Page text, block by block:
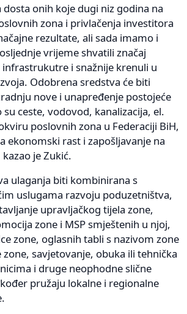
onih koje dugi niz godina na
zona i privlačenja investitora
rezultate, ali sada imamo i
vrijeme shvatili značaj
i snažnije krenuli u
Odobrena sredstva će biti
nove i unapređenje postojeće
ceste, vodovod, kanalizacija, el.
poslovnih zona u Federaciji BiH,
ekonomski rast i zapošljavanje na
je Zukić.
ulaganja biti kombinirana s
uslugama razvoju poduzetništva,
upravljačkog tijela zone,
zone i MSP smještenih u njoj,
zone, oglasnih tabli s nazivom zone
zone, savjetovanje, obuka ili tehnička
i druge neophodne slične
pružaju lokalne i regionalne